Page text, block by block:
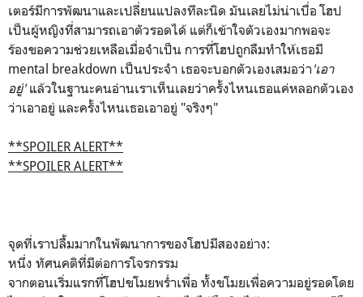
เตอร์มีการพัฒนาและเปลี่ยนแปลงทีละนิด มันเลยไม่น่าเบื่อ โฮป
เป็นผู้หญิงที่สามารถเอาตัวรอดได้ แต่ก็เข้าใจตัวเองมากพอจะ
ร้องขอความช่วยเหลือเมื่อจำเป็น การที่โฮปถูกลืมทำให้เธอมี
mental breakdown เป็นประจำ เธอจะบอกตัวเองเสมอว่า 'เอา
อยู่'แล้วในฐานะคนอ่านเราเห็นเลยว่าครั้งไหนเธอแค่หลอกตัวเอง
ว่าเอาอยู่ และครั้งไหนเธอเอาอยู่ "จริงๆ"
**SPOILER ALERT**
**SPOILER ALERT**
จุดที่เราปลื้มมากในพัฒนาการของโฮปมีสองอย่าง:
หนึ่ง ทัศนคติที่มีต่อการโจรกรรม
จากตอนเริ่มแรกที่โฮปขโมยพร่ำเพื่อ ทั้งขโมยเพื่อความอยู่รอดโดย